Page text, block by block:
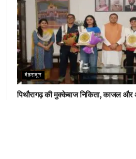
देहरादून
पिथौरागढ़ की मुक्केबाज निकिता, काजल